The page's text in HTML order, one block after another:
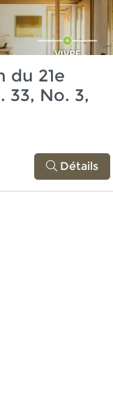
du 21e
33, No. 3,
Détails